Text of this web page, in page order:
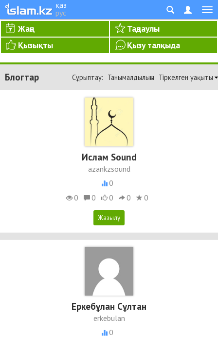
қаз
рус
Жаңа
Таңдаулы
Қызықты
Қызу талқыда
Блогтар Сұрыптау: Танымалдылығы Тіркелген уақыты
Ислам Sound
azankzsound
0
0
0 0 0 0
Еркебұлан Сұлтан
erkebulan
0